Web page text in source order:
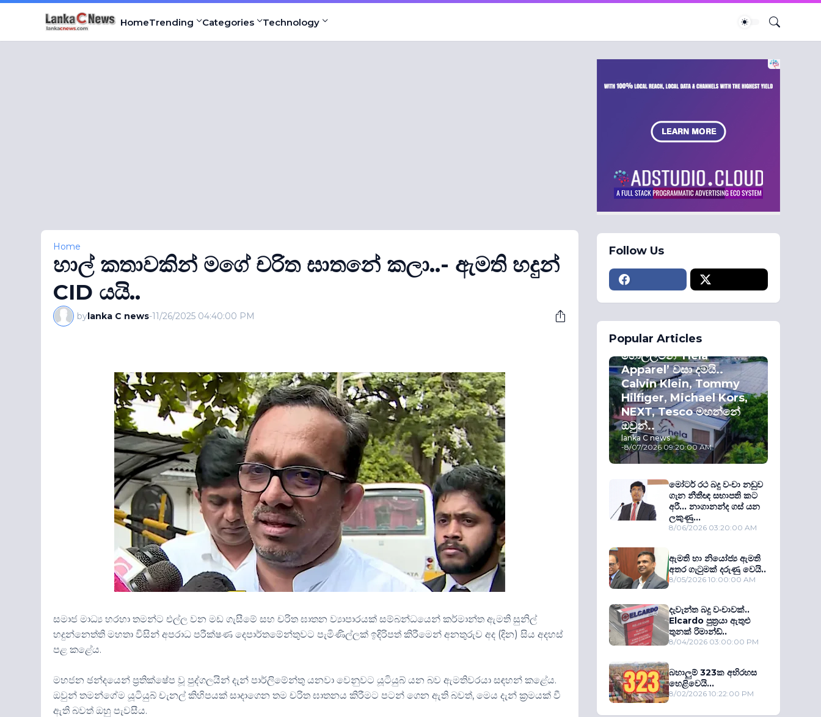
HomeTrending Categories Technology
Home
හාල් කතාවකින් මගේ චරිත ඝාතනේ කලා..- ඇමති හදුන්
CID යයි..
bylanka C news-11/26/2025 04:40:00 PM
සමාජ මාධ්‍ය හරහා තමන්ට එල්ල වන මඩ ගැසීමේ සහ චරිත ඝාතන ව්‍යාපාරයක් සම්බන්ධයෙන් කර්මාන්ත ඇමති සුනිල්
හදුන්නෙත්ති මහතා විසින් අපරාධ පරීක්ෂණ දෙපාර්තමේන්තුවට පැමිණිල්ලක් ඉදිරිපත් කිරීමෙන් අනතුරුව අද (දින) සිය අදහස්
පළ කළේය.
මහජන ඡන්දයෙන් ප්‍රතික්ෂේප වූ පුද්ගලයින් දැන් පාර්ලිමේන්තු යනවා වෙනුවට යූටියුබ් යන බව ඇමතිවරයා සඳහන් කළේය.
ඔවුන් තමන්ගේම යූටියුබ් චැනල් කිහිපයක් සාදාගෙන තම චරිත ඝාතනය කිරීමට පටන් ගෙන ඇති බවත්, මෙය දැන් ක්‍රමයක් වී
ඇති බවත් ඔහු පැවසීය.
Follow Us
Popular Articles
කොළඹ කොටස්
හොල්ලමින් ‘Hela
Apparel’ වසා දමයි..
Calvin Klein, Tommy
Hilfiger, Michael Kors,
NEXT, Tesco මහන්නේ
ඔවුන්..
lanka C news
-8/07/2026 09:20:00 AM
මෝටර් රථ බදු වංචා නඩුව
ගැන නීතීඥ සභාපති කට
අරී... නාගානන්ද ගස් යන
ලකුණු...
8/06/2026 03:20:00 AM
ඇමති හා නියෝජ්‍ය ඇමති
අතර ගැටුමක් දරුණු වෙයි..
8/05/2026 10:00:00 AM
දැවැන්ත බදු වංචාවක්..
Elcardo පුත‍්‍රයා ඇතුළු
තුනක් රිමාන්ඩ්..
8/04/2026 03:00:00 PM
බහාලුම් 323ක අභිරහස
හෙළිවෙයි...
8/02/2026 10:22:00 PM